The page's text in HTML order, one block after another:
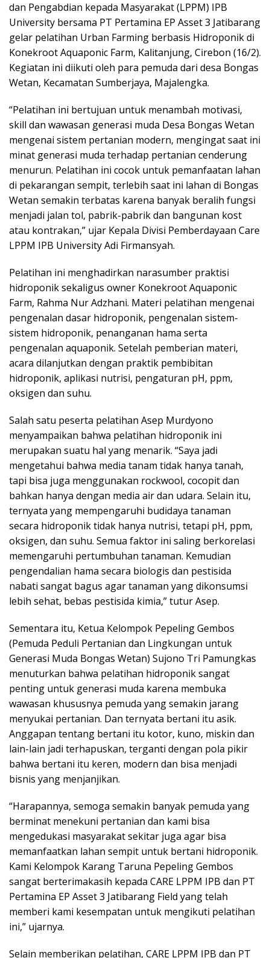
dan Pengabdian kepada Masyarakat (LPPM) IPB
University bersama PT Pertamina EP Asset 3 Jatibarang
gelar pelatihan Urban Farming berbasis Hidroponik di
Konekroot Aquaponic Farm, Kalitanjung, Cirebon (16/2).
Kegiatan ini diikuti oleh para pemuda dari desa Bongas
Wetan, Kecamatan Sumberjaya, Majalengka.
“Pelatihan ini bertujuan untuk menambah motivasi,
skill dan wawasan generasi muda Desa Bongas Wetan
mengenai sistem pertanian modern, mengingat saat ini
minat generasi muda terhadap pertanian cenderung
menurun. Pelatihan ini cocok untuk pemanfaatan lahan
di pekarangan sempit, terlebih saat ini lahan di Bongas
Wetan semakin terbatas karena banyak beralih fungsi
menjadi jalan tol, pabrik-pabrik dan bangunan kost
atau kontrakan,” ujar Kepala Divisi Pemberdayaan Care
LPPM IPB University Adi Firmansyah.
Pelatihan ini menghadirkan narasumber praktisi
hidroponik sekaligus owner Konekroot Aquaponic
Farm, Rahma Nur Adzhani. Materi pelatihan mengenai
pengenalan dasar hidroponik, pengenalan sistem-
sistem hidroponik, penanganan hama serta
pengenalan aquaponik. Setelah pemberian materi,
acara dilanjutkan dengan praktik pembibitan
hidroponik, aplikasi nutrisi, pengaturan pH, ppm,
oksigen dan suhu.
Salah satu peserta pelatihan Asep Murdyono
menyampaikan bahwa pelatihan hidroponik ini
merupakan suatu hal yang menarik. “Saya jadi
mengetahui bahwa media tanam tidak hanya tanah,
tapi bisa juga menggunakan rockwool, cocopit dan
bahkan hanya dengan media air dan udara. Selain itu,
ternyata yang mempengaruhi budidaya tanaman
secara hidroponik tidak hanya nutrisi, tetapi pH, ppm,
oksigen, dan suhu. Semua faktor ini saling berkorelasi
memengaruhi pertumbuhan tanaman. Kemudian
pengendalian hama secara biologis dan pestisida
nabati sangat bagus agar tanaman yang dikonsumsi
lebih sehat, bebas pestisida kimia,” tutur Asep.
Sementara itu, Ketua Kelompok Pepeling Gembos
(Pemuda Peduli Pertanian dan Lingkungan untuk
Generasi Muda Bongas Wetan) Sujono Tri Pamungkas
menuturkan bahwa pelatihan hidroponik sangat
penting untuk generasi muda karena membuka
wawasan khususnya pemuda yang semakin jarang
menyukai pertanian. Dan ternyata bertani itu asik.
Anggapan tentang bertani itu kotor, kuno, miskin dan
lain-lain jadi terhapuskan, terganti dengan pola pikir
bahwa bertani itu keren, modern dan bisa menjadi
bisnis yang menjanjikan.
“Harapannya, semoga semakin banyak pemuda yang
berminat menekuni pertanian dan kami bisa
mengedukasi masyarakat sekitar juga agar bisa
memanfaatkan lahan sempit untuk bertani hidroponik.
Kami Kelompok Karang Taruna Pepeling Gembos
sangat berterimakasih kepada CARE LPPM IPB dan PT
Pertamina EP Asset 3 Jatibarang Field yang telah
memberi kami kesempatan untuk mengikuti pelatihan
ini,” ujarnya.
Selain memberikan pelatihan, CARE LPPM IPB dan PT